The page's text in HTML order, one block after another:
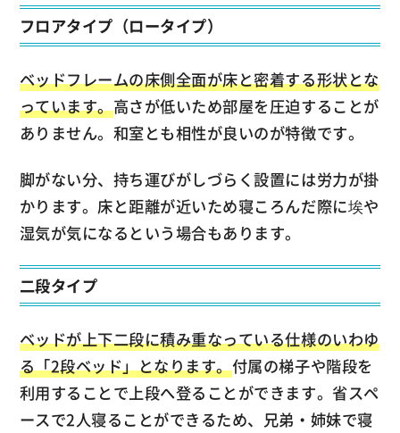
フロアタイプ（ロータイプ）
ベッドフレームの床側全面が床と密着する形状とな
っています。高さが低いため部屋を圧迫することが
ありません。和室とも相性が良いのが特徴です。
脚がない分、持ち運びがしづらく設置には労力が掛
かります。床と距離が近いため寝ころんだ際に埃や
湿気が気になるという場合もあります。
二段タイプ
ベッドが上下二段に積み重なっている仕様のいわゆ
る「2段ベッド」となります。付属の梯子や階段を
利用することで上段へ登ることができます。省スペ
ースで2人寝ることができるため、兄弟・姉妹で寝